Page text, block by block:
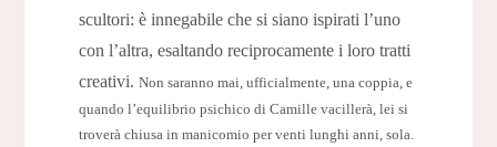
scultori: è innegabile che si siano ispirati l’uno
con l’altra, esaltando reciprocamente i loro tratti
creativi. Non saranno mai, ufficialmente, una coppia, e
quando l’equilibrio psichico di Camille vacillerà, lei si
troverà chiusa in manicomio per venti lunghi anni, sola.